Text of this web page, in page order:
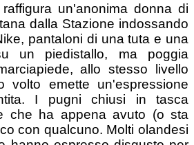
un'anonima donna di
dalla Stazione indossando
pantaloni di una tuta e una
un piedistallo, ma poggia
allo stesso livello
volto emette un'espressione
I pugni chiusi in tasca
che ha appena avuto (o sta
con qualcuno. Molti olandesi